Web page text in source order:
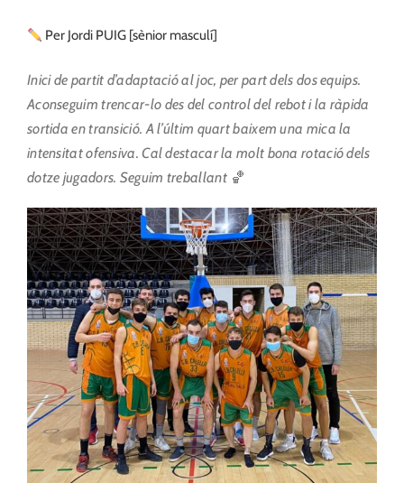
Per Jordi PUIG [sènior masculí]
Inici de partit d’adaptació al joc, per part dels dos equips.
Aconseguim trencar-lo des del control del rebot i la ràpida
sortida en transició. A l’últim quart baixem una mica la
intensitat ofensiva. Cal destacar la molt bona rotació dels
dotze jugadors. Seguim treballant🏀